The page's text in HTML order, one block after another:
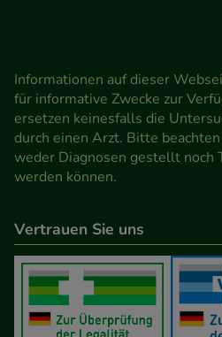
Informationen auf dieser
für informative Zwecke zur
ersetzen keinesfalls die
durch einen Arzt. Bitte
weder Diagnosen gestellt noch
werden können.
Vertrauen Sie uns